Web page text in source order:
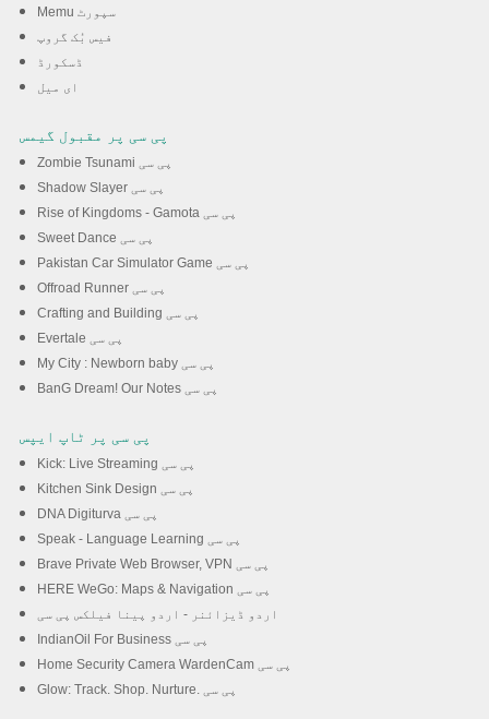
کھیلنے کا لطف لیںMemu سپورٹ
فیس بُک گروپ
ڈسکورڈ
ای میل
پی سی پر مقبول گیمس
Zombie Tsunami پی سی
Shadow Slayer پی سی
Rise of Kingdoms - Gamota پی سی
Sweet Dance پی سی
Pakistan Car Simulator Game پی سی
Offroad Runner پی سی
Crafting and Building پی سی
Evertale پی سی
My City : Newborn baby پی سی
BanG Dream! Our Notes پی سی
پی سی پر ٹاپ ایپس
Kick: Live Streaming پی سی
Kitchen Sink Design پی سی
DNA Digiturva پی سی
Speak - Language Learning پی سی
Brave Private Web Browser, VPN پی سی
HERE WeGo: Maps & Navigation پی سی
اردو ڈیزائنر - اردو پینا فیلکس پی سی
IndianOil For Business پی سی
Home Security Camera WardenCam پی سی
Glow: Track. Shop. Nurture. پی سی